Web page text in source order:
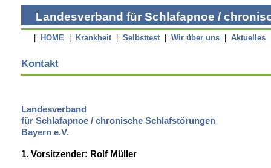
Landesverband für Schlafapnoe /
HOME Krankheit Selbsttest Wir über uns Aktuelles
Kontakt
Landesverband
für Schlafapnoe / chronische Schlafstörungen
Bayern e.V.
1. Vorsitzender: Rolf Müller